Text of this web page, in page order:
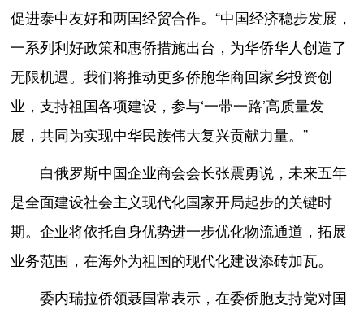
促进泰中友好和两国经贸合作。“中国经济稳步发展，
一系列利好政策和惠侨措施出台，为华侨华人创造了
无限机遇。我们将推动更多侨胞华商回家乡投资创
业，支持祖国各项建设，参与‘一带一路’高质量发
展，共同为实现中华民族伟大复兴贡献力量。”
白俄罗斯中国企业商会会长张震勇说，未来五年
是全面建设社会主义现代化国家开局起步的关键时
期。企业将依托自身优势进一步优化物流通道，拓展
业务范围，在海外为祖国的现代化建设添砖加瓦。
委内瑞拉侨领聂国常表示，在委侨胞支持党对国